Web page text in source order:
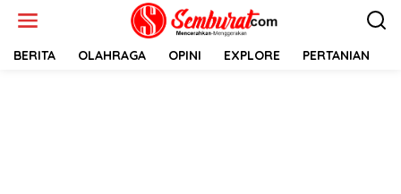
BERITA OLAHRAGA OPINI EXPLORE PERTANIAN